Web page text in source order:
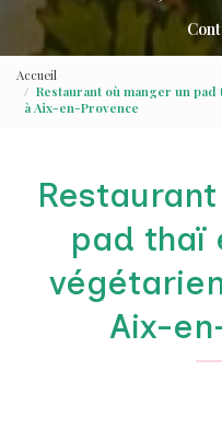
Accueil
Restaurant où manger un
à Aix-en-Provence
pad thaï
Aix-